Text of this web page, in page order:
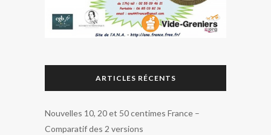
ARTICLES RÉCENTS
Nouvelles 10, 20 et 50 centimes France –
Comparatif des 2 versions